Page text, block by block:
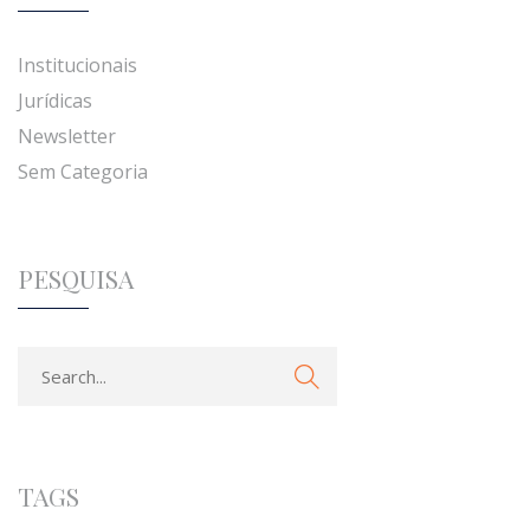
Institucionais
Jurídicas
Newsletter
Sem Categoria
PESQUISA
TAGS